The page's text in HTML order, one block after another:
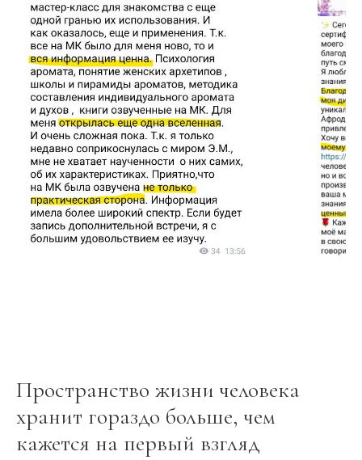
Пространство жизни человека
хранит гораздо больше, чем
кажется на первый взгляд